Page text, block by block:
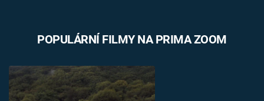
POPULÁRNÍ FILMY NA PRIMA ZOOM